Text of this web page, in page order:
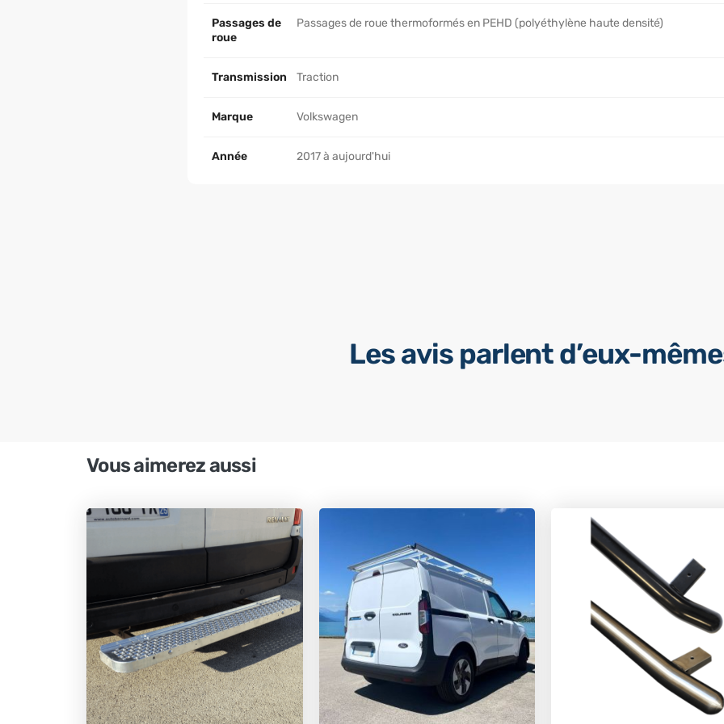
Passages de
roue
Passages de roue thermoformés en PEHD (polyéthylène haute densité)
Transmission Traction
Marque Volkswagen
Année 2017 à aujourd'hui
Les avis parlent d’eux-
Vous aimerez aussi